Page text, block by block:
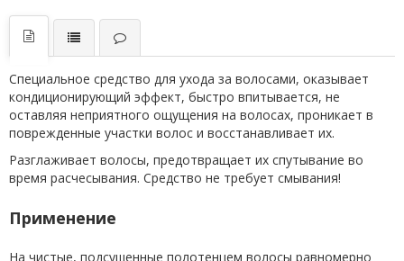
Специальное средство для ухода за волосами, оказывает
кондиционирующий эффект, быстро впитывается, не
оставляя неприятного ощущения на волосах, проникает в
поврежденные участки волос и восстанавливает их.
Разглаживает волосы, предотвращает их спутывание во
время расчесывания. Средство не требует смывания!
Применение
На чистые, подсушенные полотенцем волосы равномерно